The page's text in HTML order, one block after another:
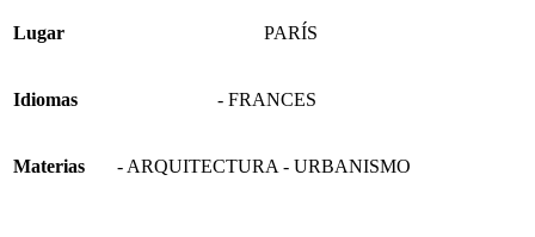
Lugar PARÍS
Idiomas - FRANCES
Materias - ARQUITECTURA - URBANISMO